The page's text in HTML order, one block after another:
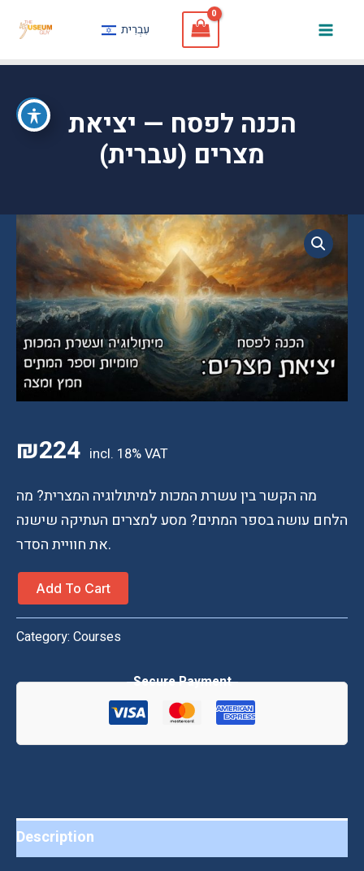
content
עִבְרִית
הכנה לפסח — יציאת
מצרים (עברית)
₪224
מה הקשר בין עשרת המכות למיתולוגיה המצרית? מה
הלחם עושה בספר המתים? מסע למצרים העתיקה שישנה
את חוויית הסדר.
הכנה
לפסח
—
מצרים
Add To Cart
Category: Courses
Description